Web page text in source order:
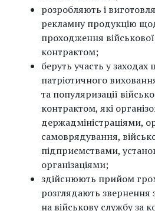
розробляють і
рекламну продукцію
проходження
контрактом;
беруть участь у
патріотичного
та популяризації
контрактом, які
держадміністраціями,
самоврядування,
підприємствами,
організаціями;
здійснюють прийом
розглядають звернення
на військову службу за